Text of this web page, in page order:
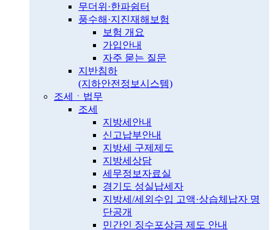
무더위·한파쉼터
풍수해·지진재해보험
보험 개요
가입안내
자주 묻는 질문
지반침하
(지하안전정보시스템)
조세ㆍ법무
조세
지방세안내
신고납부안내
지방세 구제제도
지방세상담
세무정보자료실
경기도 성실납세자
지방세/세외수입 고액·상습체납자 명
단공개
민간인 징수포상금 제도 안내